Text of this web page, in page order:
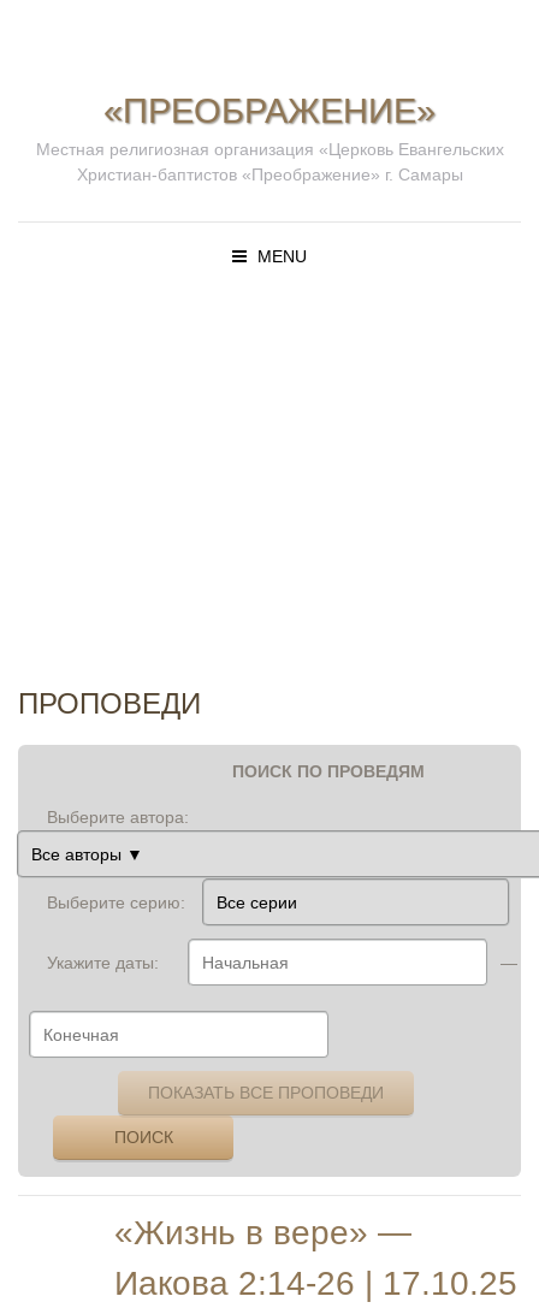
«ПРЕОБРАЖЕНИЕ»
Местная религиозная организация «Церковь Евангельских
Христиан-баптистов «Преображение» г. Самары
MENU
ПРОПОВЕДИ
ПОИСК ПО ПРОВЕДЯМ
Выберите автора:
Выберите серию:
Укажите даты: —
ПОКАЗАТЬ ВСЕ ПРОПОВЕДИ
ПОИСК
«Жизнь в вере» —
Иакова 2:14-26 | 17.10.25